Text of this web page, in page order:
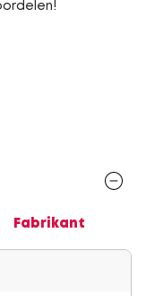
Fabrikant